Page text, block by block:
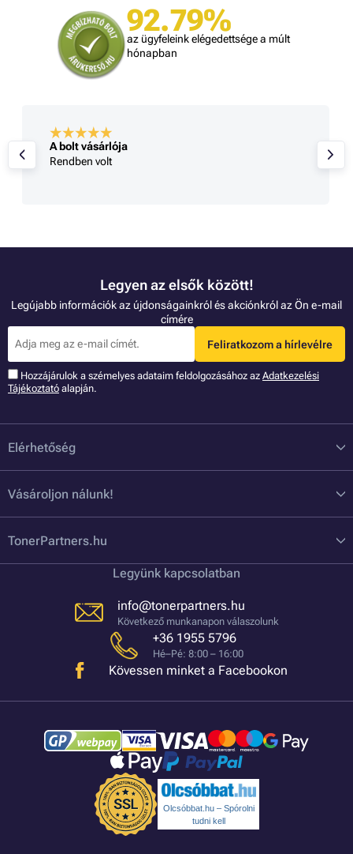
92.79%
az ügyfeleink elégedettsége a múlt
hónapban
A bolt vásárlója
Rendben volt
Legyen az elsők között!
Legújabb információk az újdonságainkról és akciónkról az Ön e-mail
címére
Feliratkozom a hírlevélre
Hozzájárulok a szémelyes adataim feldolgozásához az Adatkezelési
Tájékoztató alapján.
Elérhetőség
Vásároljon nálunk!
TonerPartners.hu
Legyünk kapcsolatban
info@tonerpartners.hu
Következő munkanapon válaszolunk
+36 1955 5796
Hé–Pé: 8:00 – 16:00
Kövessen minket a Facebookon
Olcsóbbat.hu – Spórolni
tudni kell